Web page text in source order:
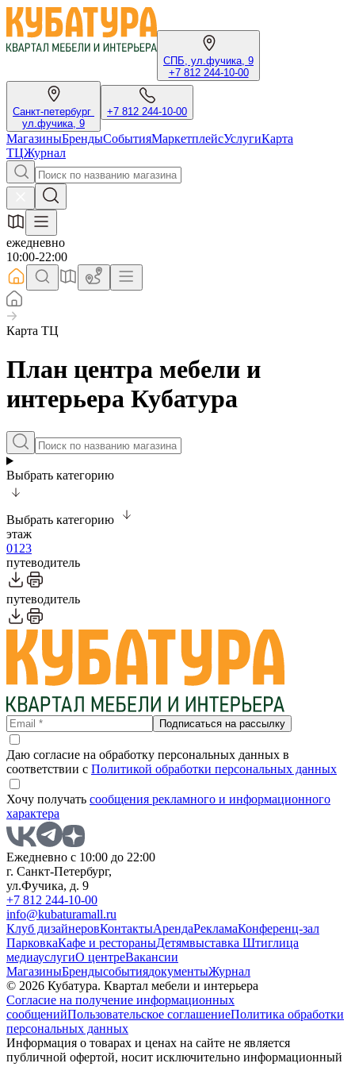
СПБ, ул.фучика, 9
+7 812 244-10-00
Санкт-петербург
ул.фучика, 9
+7 812 244-10-00
МагазиныБрендыСобытияМаркетплейсУслугиКарта
ТЦЖурнал
ежедневно
10:00-22:00
Карта ТЦ
План центра мебели и
интерьера Кубатура
Выбрать категорию
Выбрать категорию
этаж
01 23
путеводитель
путеводитель
Подписаться на рассылку
Даю согласие на обработку персональных данных в
соответствии с Политикой обработки персональных данных
Хочу получать сообщения рекламного и информационного
характера
Ежедневно с 10:00 до 22:00
г. Санкт-Петербург,
ул.Фучика, д. 9
+7 812 244-10-00
info@kubaturamall.ru
Клуб дизайнеровКонтактыАрендаРекламаКонференц-зал
ПарковкаКафе и рестораныДетямвыставка Штиглица
медиауслугиО центреВакансии
МагазиныБрендысобытиядокументыЖурнал
© 2026 Кубатура. Квартал мебели и интерьера
Согласие на получение информационных
сообщенийПользовательское соглашениеПолитика обработки
персональных данных
Информация о товарах и ценах на сайте не является
публичной офертой, носит исключительно информационный